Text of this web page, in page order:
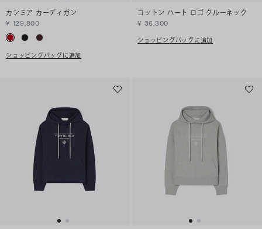
カシミア カーディガン
¥ 129,800
ショッピングバッグに追加
コットン ハート ロゴ クルーネック
¥ 36,300
ショッピングバッグに追加